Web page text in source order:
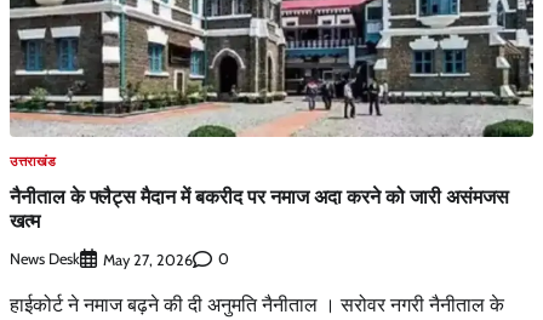
उत्तराखंड
नैनीताल के फ्लैट्स मैदान में बकरीद पर नमाज अदा करने को जारी असंमजस
खत्म
News Desk May 27, 2026 0
हाईकोर्ट ने नमाज बढ़ने की दी अनुमति नैनीताल । सरोवर नगरी नैनीताल के